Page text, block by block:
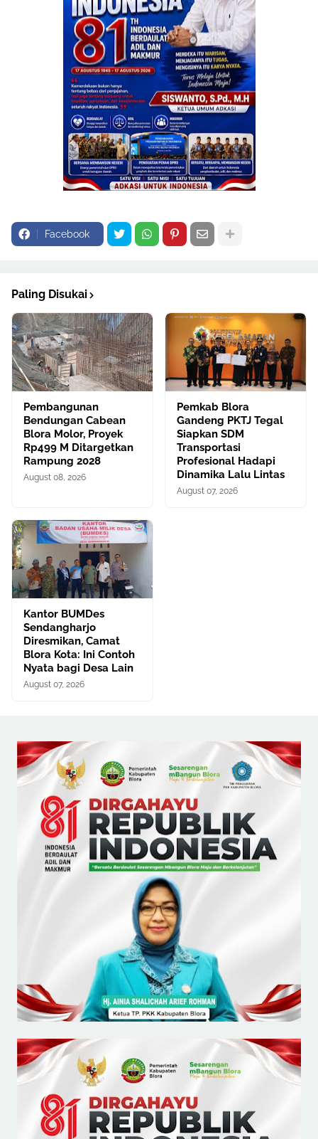
Facebook
Paling Disukai
Pembangunan
Bendungan Cabean
Blora Molor, Proyek
Rp499 M Ditargetkan
Rampung 2028
August 08, 2026
Pemkab Blora
Gandeng PKTJ Tegal
Siapkan SDM
Transportasi
Profesional Hadapi
Dinamika Lalu Lintas
August 07, 2026
Kantor BUMDes
Sendangharjo
Diresmikan, Camat
Blora Kota: Ini Contoh
Nyata bagi Desa Lain
August 07, 2026